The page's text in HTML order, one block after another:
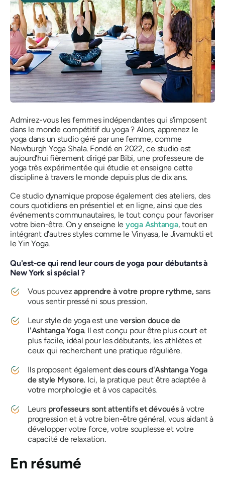
Admirez-vous les femmes indépendantes qui s'imposent
dans le monde compétitif du yoga ? Alors, apprenez le
yoga dans un studio géré par une femme, comme
Newburgh Yoga Shala. Fondé en 2022, ce studio est
aujourd'hui fièrement dirigé par Bibi, une professeure de
yoga très expérimentée qui étudie et enseigne cette
discipline à travers le monde depuis plus de dix ans.
Ce studio dynamique propose également des ateliers, des
cours quotidiens en présentiel et en ligne, ainsi que des
événements communautaires, le tout conçu pour favoriser
votre bien-être. On y enseigne le yoga Ashtanga, tout en
intégrant d'autres styles comme le Vinyasa, le Jivamukti et
le Yin Yoga.
Qu'est-ce qui rend leur cours de yoga pour débutants à
New York si spécial ?
Vous pouvezapprendre à votre propre rythme,sans
vous sentir pressé ni sous pression.
Leur style de yoga est une version douce de
l'Ashtanga Yoga. Il est conçu pour être plus court et
plus facile, idéal pour les débutants, les athlètes et
ceux qui recherchent une pratique régulière.
Ils proposent égalementdes cours d'Ashtanga Yoga
de style Mysore. Ici, la pratique peut être adaptée à
votre morphologie et à vos capacités.
Leurs professeurs sont attentifs et dévouésà votre
progression et à votre bien-être général, vous aidant à
développer votre force, votre souplesse et votre
capacité de relaxation.
En résumé